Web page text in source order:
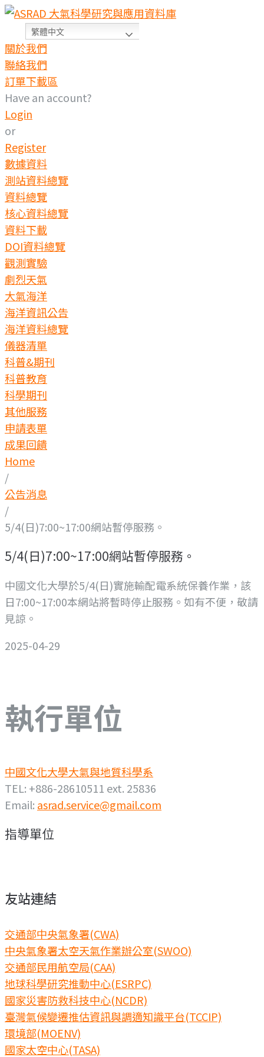
繁體中文
關於我們
聯絡我們
訂單下載區
Have an account?
Login
or
Register
數據資料
測站資料總覽
資料總覽
核心資料總覽
資料下載
DOI資料總覽
觀測實驗
劇烈天氣
大氣海洋
海洋資訊公告
海洋資料總覽
儀器清單
科普&期刊
科普教育
科學期刊
其他服務
申請表單
成果回饋
Home
/
公告消息
/
5/4(日)7:00~17:00網站暫停服務。
5/4(日)7:00~17:00網站暫停服務。
中國文化大學於5/4(日)實施輸配電系統保養作業，該
日7:00~17:00本網站將暫時停止服務。如有不便，敬請
見諒。
2025-04-29
執行單位
中國文化大學大氣與地質科學系
TEL: +886-28610511 ext. 25836
Email: asrad.service@gmail.com
指導單位
友站連結
交通部中央氣象署(CWA)
中央氣象署太空天氣作業辦公室(SWOO)
交通部民用航空局(CAA)
地球科學研究推動中心(ESRPC)
國家災害防救科技中心(NCDR)
臺灣氣候變遷推估資訊與調適知識平台(TCCIP)
環境部(MOENV)
國家太空中心(TASA)